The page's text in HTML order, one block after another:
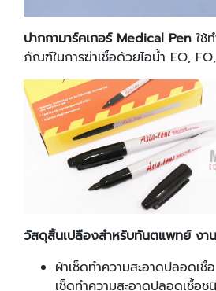
ปากกามาร์คเกอร์ Medical Pen ใช้
ภัณฑ์ในการฆ่าเชื้อด้วยไอน้ำ EO,
วัสดุสิ้นเปลืองสำหรับทันตแพทย์ งา
ผ้าเช็ดทำความสะอาดปลอดเ
เช็ดทำความสะอาดปลอดเชื้อ